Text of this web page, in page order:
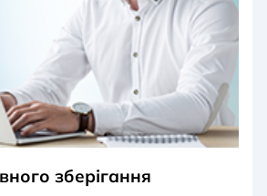
зберігання